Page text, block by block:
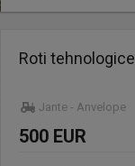
Roti
Jante - Anvelope
500 EUR